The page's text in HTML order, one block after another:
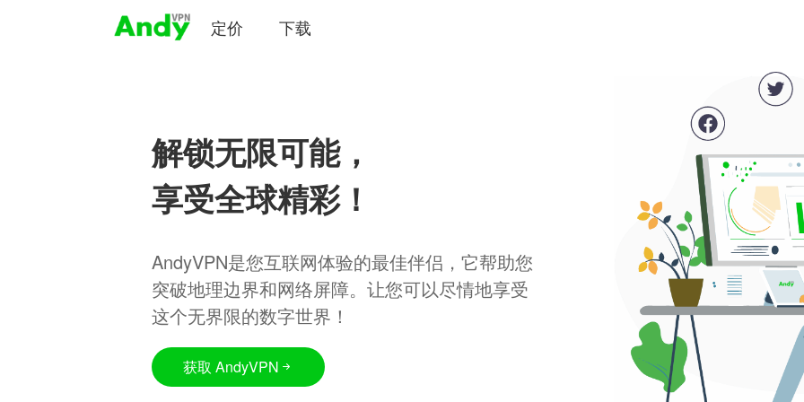
定价 下载
解锁无限可能，
享受全球精彩！
AndyVPN是您互联网体验的最佳伴侣，它帮助您
突破地理边界和网络屏障。让您可以尽情地享受
这个无界限的数字世界！
获取 AndyVPN